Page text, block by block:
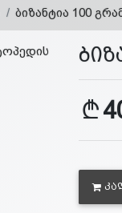
ბიზანტია 100